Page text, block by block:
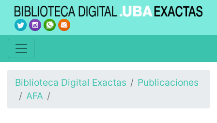
Biblioteca Digital Exactas
Publicaciones
AFA